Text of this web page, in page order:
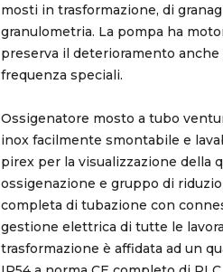
mosti in trasformazione, di
granulometria. La pompa ha
preserva il deterioramento
frequenza speciali.
Ossigenatore mosto a tubo
inox facilmente smontabile e
pirex per la visualizzazione della
ossigenazione e gruppo di
completa di tubazione con
gestione elettrica di tutte le
trasformazione è affidata ad un